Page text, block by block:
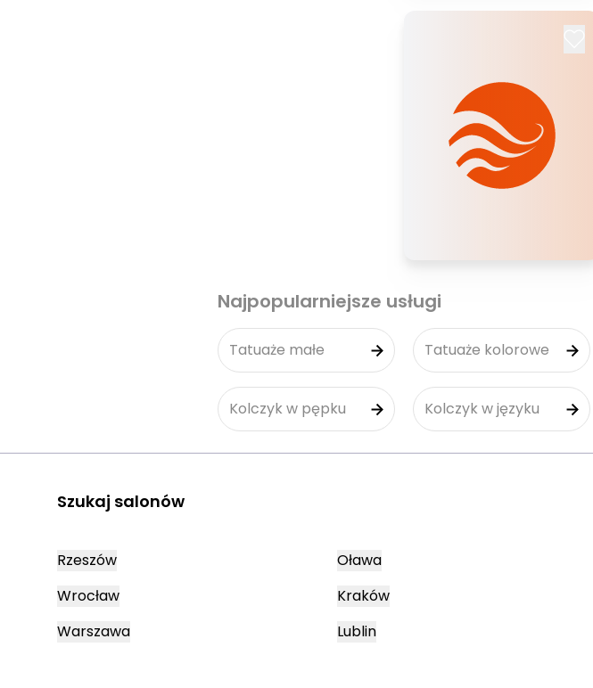
Najpopularniejsze usługi
Tatuaże małe Tatuaże kolorowe
Kolczyk w pępku Kolczyk w języku
Szukaj salonów
Rzeszów
Wrocław
Warszawa
Oława
Kraków
Lublin